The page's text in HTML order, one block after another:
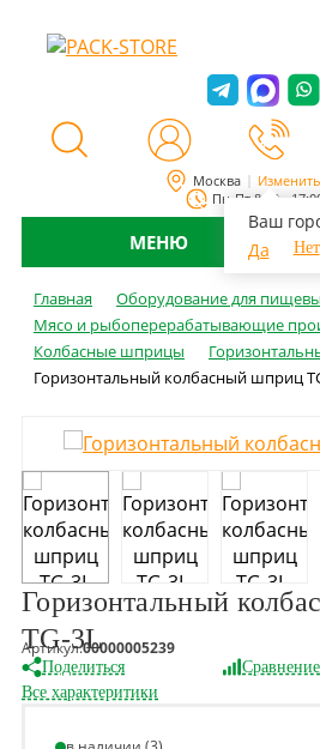
Москва
Ваш
Да
Нет
Пн-Пт 8:00 -
МЕНЮ
Главная
Оборудование для
Мясо и рыбоперерабатывающие
Колбасные шприцы
Горизонтальный колбасный шприц
Горизонтальный
TG-3L
Артикул:00000005239
Поделиться Сравнение
Все характеритики